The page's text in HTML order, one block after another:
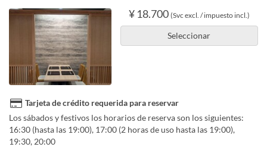
¥ 18.700 (Svc excl. / impuesto incl.)
Seleccionar
Tarjeta de crédito requerida para reservar
Los sábados y festivos los horarios de reserva son los siguientes:
16:30 (hasta las 19:00), 17:00 (2 horas de uso hasta las 19:00),
19:30, 20:00